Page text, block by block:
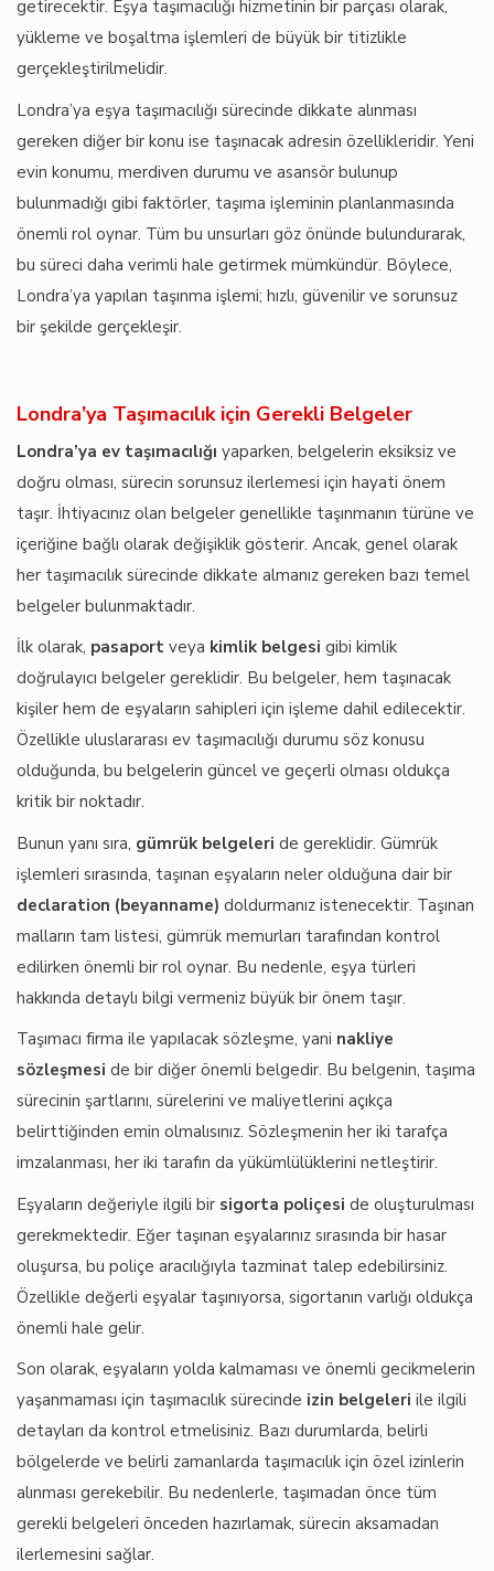
getirecektir. Eşya taşımacılığı hizmetinin bir parçası olarak,
yükleme ve boşaltma işlemleri de büyük bir titizlikle
gerçekleştirilmelidir.
Londra’ya eşya taşımacılığı sürecinde dikkate alınması
gereken diğer bir konu ise taşınacak adresin özellikleridir. Yeni
evin konumu, merdiven durumu ve asansör bulunup
bulunmadığı gibi faktörler, taşıma işleminin planlanmasında
önemli rol oynar. Tüm bu unsurları göz önünde bulundurarak,
bu süreci daha verimli hale getirmek mümkündür. Böylece,
Londra’ya yapılan taşınma işlemi; hızlı, güvenilir ve sorunsuz
bir şekilde gerçekleşir.
Londra’ya Taşımacılık için Gerekli Belgeler
Londra’ya ev taşımacılığı yaparken, belgelerin eksiksiz ve
doğru olması, sürecin sorunsuz ilerlemesi için hayati önem
taşır. İhtiyacınız olan belgeler genellikle taşınmanın türüne ve
içeriğine bağlı olarak değişiklik gösterir. Ancak, genel olarak
her taşımacılık sürecinde dikkate almanız gereken bazı temel
belgeler bulunmaktadır.
İlk olarak, pasaport veya kimlik belgesi gibi kimlik
doğrulayıcı belgeler gereklidir. Bu belgeler, hem taşınacak
kişiler hem de eşyaların sahipleri için işleme dahil edilecektir.
Özellikle uluslararası ev taşımacılığı durumu söz konusu
olduğunda, bu belgelerin güncel ve geçerli olması oldukça
kritik bir noktadır.
Bunun yanı sıra, gümrük belgeleri de gereklidir. Gümrük
işlemleri sırasında, taşınan eşyaların neler olduğuna dair bir
declaration (beyanname) doldurmanız istenecektir. Taşınan
malların tam listesi, gümrük memurları tarafından kontrol
edilirken önemli bir rol oynar. Bu nedenle, eşya türleri
hakkında detaylı bilgi vermeniz büyük bir önem taşır.
Taşımacı firma ile yapılacak sözleşme, yani nakliye
sözleşmesi de bir diğer önemli belgedir. Bu belgenin, taşıma
sürecinin şartlarını, sürelerini ve maliyetlerini açıkça
belirttiğinden emin olmalısınız. Sözleşmenin her iki tarafça
imzalanması, her iki tarafın da yükümlülüklerini netleştirir.
Eşyaların değeriyle ilgili bir sigorta poliçesi de oluşturulması
gerekmektedir. Eğer taşınan eşyalarınız sırasında bir hasar
oluşursa, bu poliçe aracılığıyla tazminat talep edebilirsiniz.
Özellikle değerli eşyalar taşınıyorsa, sigortanın varlığı oldukça
önemli hale gelir.
Son olarak, eşyaların yolda kalmaması ve önemli gecikmelerin
yaşanmaması için taşımacılık sürecinde izin belgeleri ile ilgili
detayları da kontrol etmelisiniz. Bazı durumlarda, belirli
bölgelerde ve belirli zamanlarda taşımacılık için özel izinlerin
alınması gerekebilir. Bu nedenlerle, taşımadan önce tüm
gerekli belgeleri önceden hazırlamak, sürecin aksamadan
ilerlemesini sağlar.